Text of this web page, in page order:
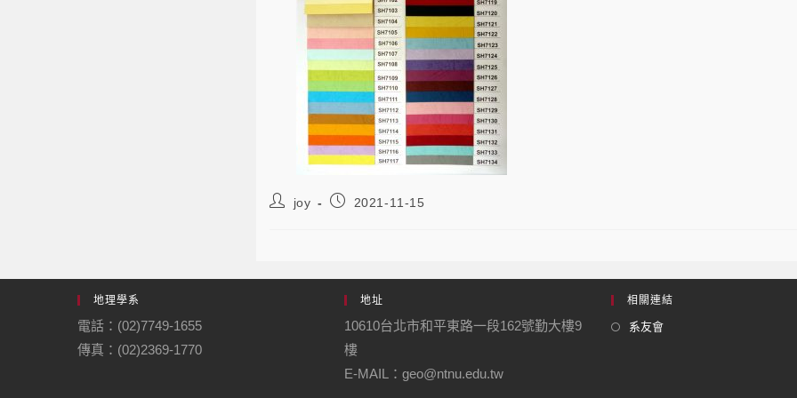
joy 2021-11-15
地理學系
電話：(02)7749-1655
傳真：(02)2369-1770
地址
10610台北市和平東路一段162號勤大樓9
樓
E-MAIL：geo@ntnu.edu.tw
相關連結
系友會